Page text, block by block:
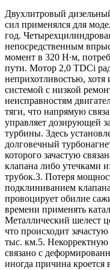
Двухлитровый
сил применялся для
год.
непосредственным
момент в 320 Н∙м,
пути. Мотор 2,0 TDCi
неприхотливостью, хотя
системой с низкой
неисправностям
тяги, что напрямую
управляет дозирующей
турбины. Здесь
долговечный
которого зачастую
клапана либо утечками
трубок.3. Потеря
подклиниванием
провоцирует обилие
времени применять
Металлический шелест
что происходит
тыс. км.5. Некорректную
связано с
иногда причина кроется